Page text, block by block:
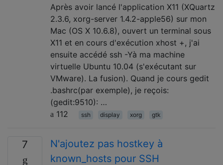
Après avoir lancé l'application X11 (XQuartz
2.3.6, xorg-server 1.4.2-apple56) sur mon
Mac (OS X 10.6.8), ouvert un terminal sous
X11 et en cours d'exécution xhost +, j'ai
ensuite accédé ssh -Yà ma machine
virtuelle Ubuntu 10.04 (s'exécutant sur
VMware). La fusion). Quand je cours gedit
.bashrc(par exemple), je reçois:
(gedit:9510): …
112
ssh display xorg gtk
7
N'ajoutez pas hostkey à
known_hosts pour SSH